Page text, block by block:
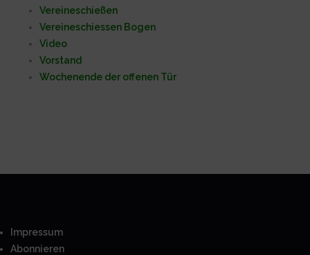
Vereineschießen
Vereineschiessen Bogen
Video
Vorstand
Wochenende der offenen Tür
Impressum
Abonnieren